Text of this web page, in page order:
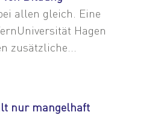
allen gleich. Eine
Hagen
zusätzliche...
nur mangelhaft